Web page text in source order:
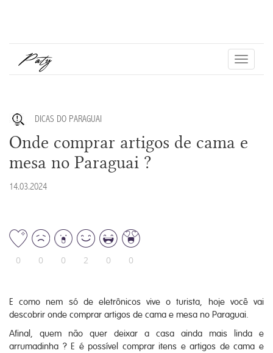
Toggle
DICAS DO PARAGUAI
Onde comprar artigos de cama e
mesa no Paraguai ?
14.03.2024
0 0 0 2 0 0
E como nem só de eletrônicos vive o turista, hoje você vai
descobrir onde comprar artigos de cama e mesa no Paraguai.
Afinal, quem não quer deixar a casa ainda mais linda e
arrumadinha ? E é possível comprar itens e artigos de cama e